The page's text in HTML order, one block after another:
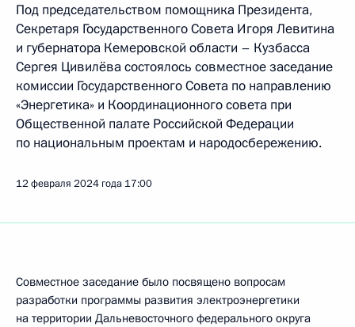
Под председательством помощника Президента,
Секретаря Государственного Совета Игоря Левитина
и губернатора Кемеровской области – Кузбасса
Сергея Цивилёва состоялось совместное заседание
комиссии Государственного Совета по направлению
«Энергетика» и Координационного совета при
Общественной палате Российской Федерации
по национальным проектам и народосбережению.
12 февраля 2024 года 17:00
Совместное заседание было посвящено вопросам
разработки программы развития электроэнергетики
на территории Дальневосточного федерального округа